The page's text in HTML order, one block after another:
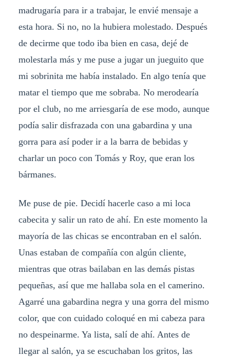
madrugaría para ir a trabajar, le envié mensaje a
esta hora. Si no, no la hubiera molestado. Después
de decirme que todo iba bien en casa, dejé de
molestarla más y me puse a jugar un jueguito que
mi sobrinita me había instalado. En algo tenía que
matar el tiempo que me sobraba. No merodearía
por el club, no me arriesgaría de ese modo, aunque
podía salir disfrazada con una gabardina y una
gorra para así poder ir a la barra de bebidas y
charlar un poco con Tomás y Roy, que eran los
bármanes.
Me puse de pie. Decidí hacerle caso a mi loca
cabecita y salir un rato de ahí. En este momento la
mayoría de las chicas se encontraban en el salón.
Unas estaban de compañía con algún cliente,
mientras que otras bailaban en las demás pistas
pequeñas, así que me hallaba sola en el camerino.
Agarré una gabardina negra y una gorra del mismo
color, que con cuidado coloqué en mi cabeza para
no despeinarme. Ya lista, salí de ahí. Antes de
llegar al salón, ya se escuchaban los gritos, las